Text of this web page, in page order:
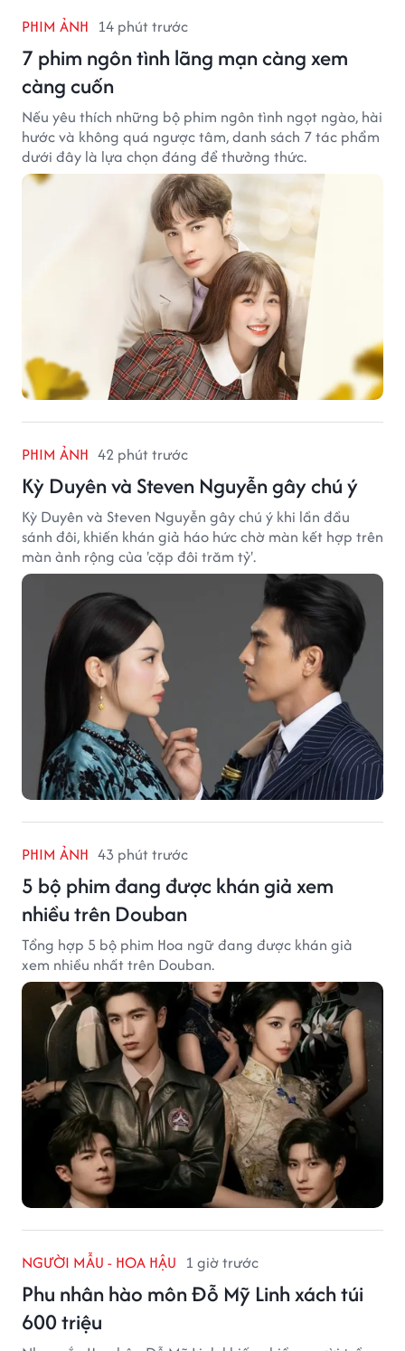
PHIM ẢNH 14 phút trước
7 phim ngôn tình lãng mạn càng xem
càng cuốn
Nếu yêu thích những bộ phim ngôn tình ngọt ngào, hài
hước và không quá ngược tâm, danh sách 7 tác phẩm
dưới đây là lựa chọn đáng để thưởng thức.
PHIM ẢNH 42 phút trước
Kỳ Duyên và Steven Nguyễn gây chú ý
Kỳ Duyên và Steven Nguyễn gây chú ý khi lần đầu
sánh đôi, khiến khán giả háo hức chờ màn kết hợp trên
màn ảnh rộng của 'cặp đôi trăm tỷ'.
PHIM ẢNH 43 phút trước
5 bộ phim đang được khán giả xem
nhiều trên Douban
Tổng hợp 5 bộ phim Hoa ngữ đang được khán giả
xem nhiều nhất trên Douban.
NGƯỜI MẪU - HOA HẬU 1 giờ trước
Phu nhân hào môn Đỗ Mỹ Linh xách túi
600 triệu